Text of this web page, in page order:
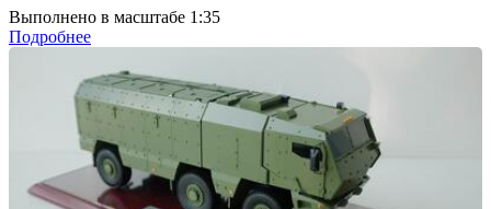
Выполнено в масштабе 1:35
Подробнее